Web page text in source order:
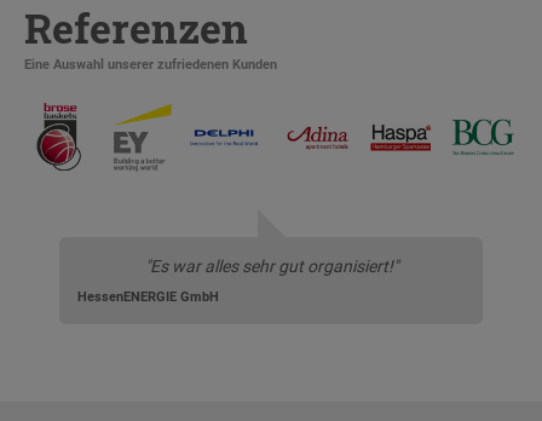
Referenzen
Eine Auswahl unserer zufriedenen Kunden
"Es war alles sehr gut organisiert!"
HessenENERGIE GmbH